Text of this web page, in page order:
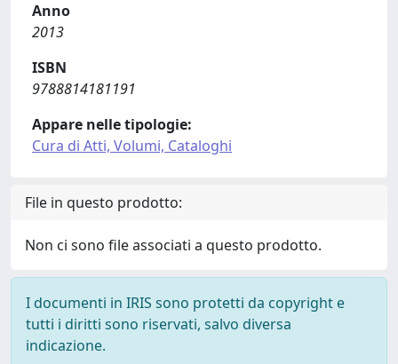
Anno
2013
ISBN
9788814181191
Appare nelle tipologie:
Cura di Atti, Volumi, Cataloghi
File in questo prodotto:
Non ci sono file associati a questo prodotto.
I documenti in IRIS sono protetti da copyright e
tutti i diritti sono riservati, salvo diversa
indicazione.